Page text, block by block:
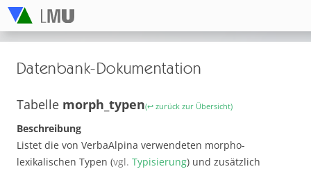
Datenbank-Dokumentation
Tabelle morph_typen(↩ zurück zur Übersicht)
Beschreibung
Listet die von VerbaAlpina verwendeten morpho-
lexikalischen Typen (vgl. Typisierung) und zusätzlich